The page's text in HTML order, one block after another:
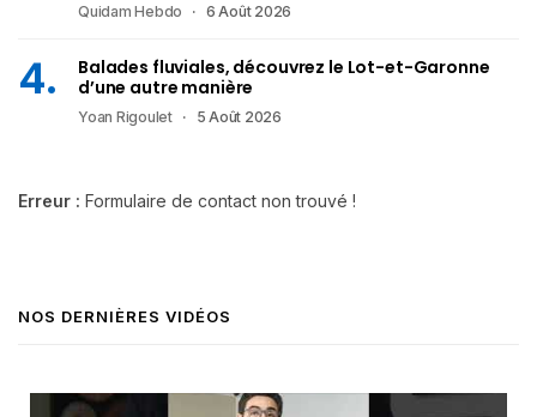
Quidam Hebdo 6 Août 2026
Balades fluviales, découvrez le Lot-et-Garonne
d’une autre manière
Yoan Rigoulet 5 Août 2026
Erreur : Formulaire de contact non trouvé !
NOS DERNIÈRES VIDÉOS